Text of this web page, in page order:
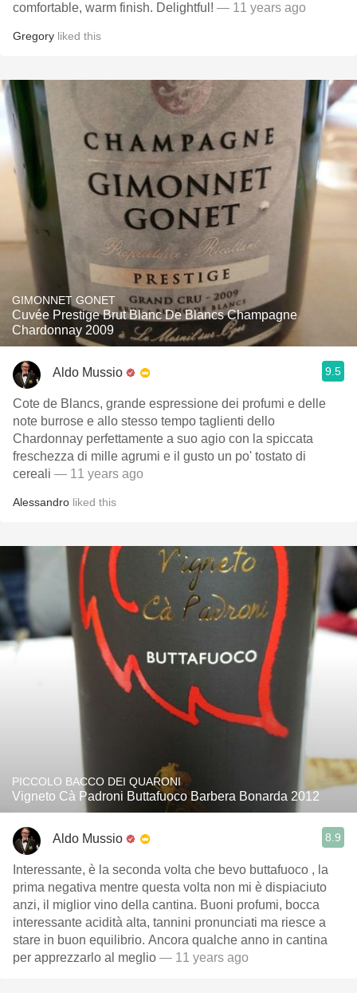
comfortable, warm finish. Delightful! — 11 years ago
Gregory liked this
GIMONNET GONET
Cuvée Prestige Brut Blanc De Blancs Champagne
Chardonnay 2009
Aldo Mussio 9.5
Cote de Blancs, grande espressione dei profumi e delle
note burrose e allo stesso tempo taglienti dello
Chardonnay perfettamente a suo agio con la spiccata
freschezza di mille agrumi e il gusto un po' tostato di
cereali — 11 years ago
Alessandro liked this
PICCOLO BACCO DEI QUARONI
Vigneto Cà Padroni Buttafuoco Barbera Bonarda 2012
Aldo Mussio 8.9
Interessante, è la seconda volta che bevo buttafuoco , la
prima negativa mentre questa volta non mi è dispiaciuto
anzi, il miglior vino della cantina. Buoni profumi, bocca
interessante acidità alta, tannini pronunciati ma riesce a
stare in buon equilibrio. Ancora qualche anno in cantina
per apprezzarlo al meglio — 11 years ago